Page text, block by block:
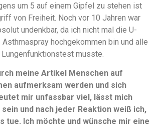
um 5 auf einem Gipfel zu stehen ist
von Freiheit. Noch vor 10 Jahren war
undenkbar, da ich nicht mal die U-
Asthmaspray hochgekommen bin und alle
musste.
meine Artikel Menschen auf
aufmerksam werden und sich
mir unfassbar viel, lässt mich
und nach jeder Reaktion weiß ich,
tue. Ich möchte und wünsche mir eine